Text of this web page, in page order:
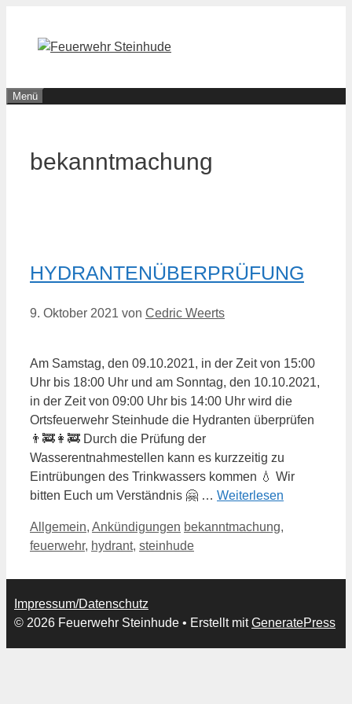
springen
Menü
bekanntmachung
HYDRANTENÜBERPRÜFUNG
9. Oktober 2021 von Cedric Weerts
Am Samstag, den 09.10.2021, in der Zeit von 15:00
Uhr bis 18:00 Uhr und am Sonntag, den 10.10.2021,
in der Zeit von 09:00 Uhr bis 14:00 Uhr wird die
Ortsfeuerwehr Steinhude die Hydranten überprüfen
👨‍🚒👩‍🚒 Durch die Prüfung der
Wasserentnahmestellen kann es kurzzeitig zu
Eintrübungen des Trinkwassers kommen 💧 Wir
bitten Euch um Verständnis 🤗 … Weiterlesen
Kategorien
Allgemein, Ankündigungen Schlagwörter
bekanntmachung,
feuerwehr, hydrant, steinhude
Impressum/Datenschutz
© 2026 Feuerwehr Steinhude • Erstellt mitGeneratePress